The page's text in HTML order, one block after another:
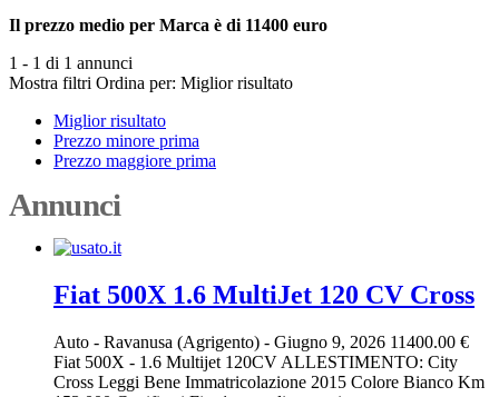
Il prezzo medio per Marca è di 11400 euro
1 - 1 di 1 annunci
Mostra filtri Ordina per: Miglior risultato
Miglior risultato
Prezzo minore prima
Prezzo maggiore prima
Annunci
Fiat 500X 1.6 MultiJet 120 CV Cross
Auto - Ravanusa (Agrigento) - Giugno 9, 2026 11400.00 €
Fiat 500X - 1.6 Multijet 120CV ALLESTIMENTO: City
Cross Leggi Bene Immatricolazione 2015 Colore Bianco Km